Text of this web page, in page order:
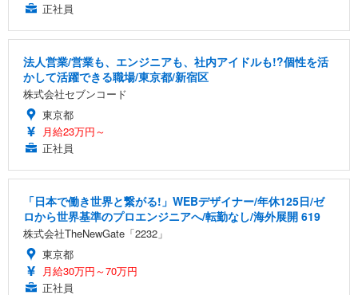
正社員
法人営業/営業も、エンジニアも、社内アイドルも!?個性を活
かして活躍できる職場/東京都/新宿区
株式会社セブンコード
東京都
月給23万円～
正社員
「日本で働き世界と繋がる!」WEBデザイナー/年休125日/ゼ
ロから世界基準のプロエンジニアへ/転勤なし/海外展開 619
株式会社TheNewGate「2232」
東京都
月給30万円～70万円
正社員